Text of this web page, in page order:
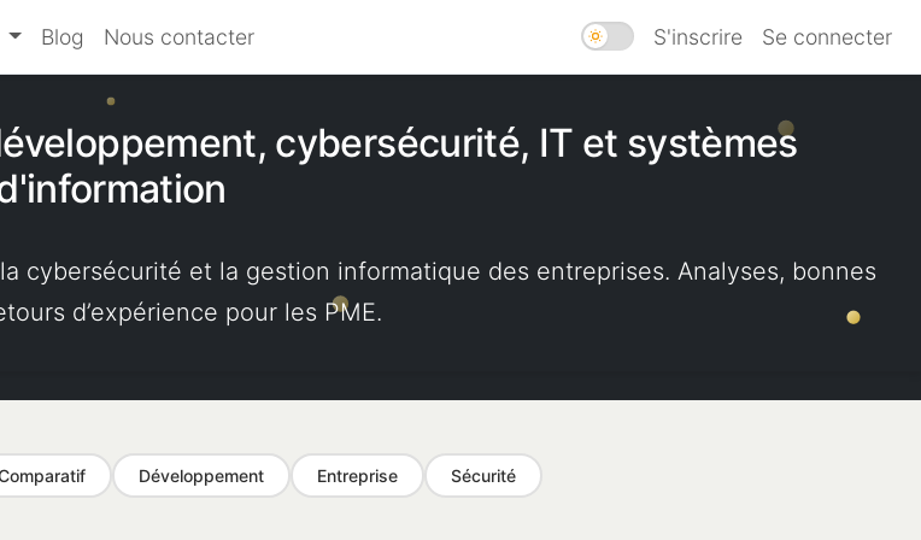
Blog Nous contacter S'inscrire Se connecter
cybersécurité, IT et systèmes
cybersécurité et la gestion informatique des entreprises. Analyses, bonnes
d’expérience pour les PME.
Développement Entreprise Sécurité